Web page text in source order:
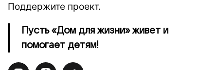
Поддержите проект.
Пусть «Дом для жизни» живет и
помогает детям!